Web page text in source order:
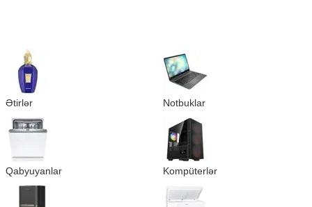
Ətirlər Notbuklar
Qabyuyanlar Kompüterlər